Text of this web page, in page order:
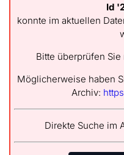
Id
konnte im aktuellen
Bitte überprüfen
Möglicherweise haben
Archiv:
Direkte Suche im